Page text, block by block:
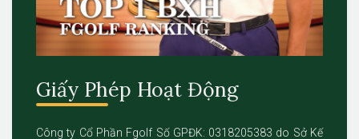
Giấy Phép Hoạt Động
Công ty Cổ Phần Fgolf Số GPĐK: 0318205383 do Sở Kế